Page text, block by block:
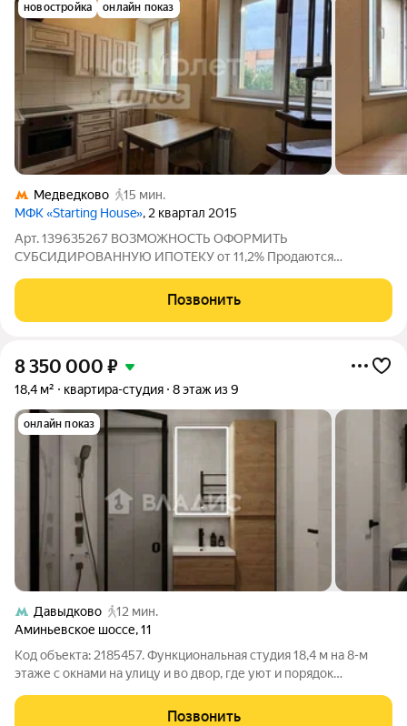
новостройка онлайн показ
Медведково
15 мин.
МФК «Starting House», 2 квартал 2015
Арт. 139635267 ВОЗМОЖНОСТЬ ОФОРМИТЬ
СУБСИДИРОВАННУЮ ИПОТЕКУ от 11,2% Продаются
Москвы. Это не просто квартира это полноценное
пространство с двумя уровнями, двумя большими окнами и
Позвонить
8 350 000 ₽
18,4 м² квартира-студия 8 этаж из 9
онлайн показ
Давыдково
12 мин.
Аминьевское шоссе,11
Код объекта: 2185457. Функциональная студия 18,4 м на 8-м
этаже с окнами на улицу и во двор, где уют и порядок
капитальный ремонт, к концу июня будет готов полностью с
Позвонить